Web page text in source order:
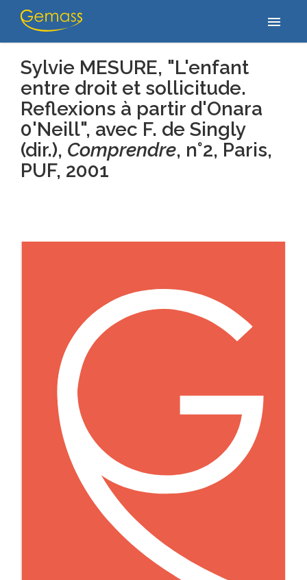
menu
Home /Publications
sollicitude. Reflexions à partir d'Onara 0'Neill", avec F. de…
Sylvie MESURE, "L'enfant
entre droit et sollicitude.
Reflexions à partir d'Onara
0'Neill", avec F. de Singly
(dir.), Comprendre, n°2, Paris,
PUF, 2001